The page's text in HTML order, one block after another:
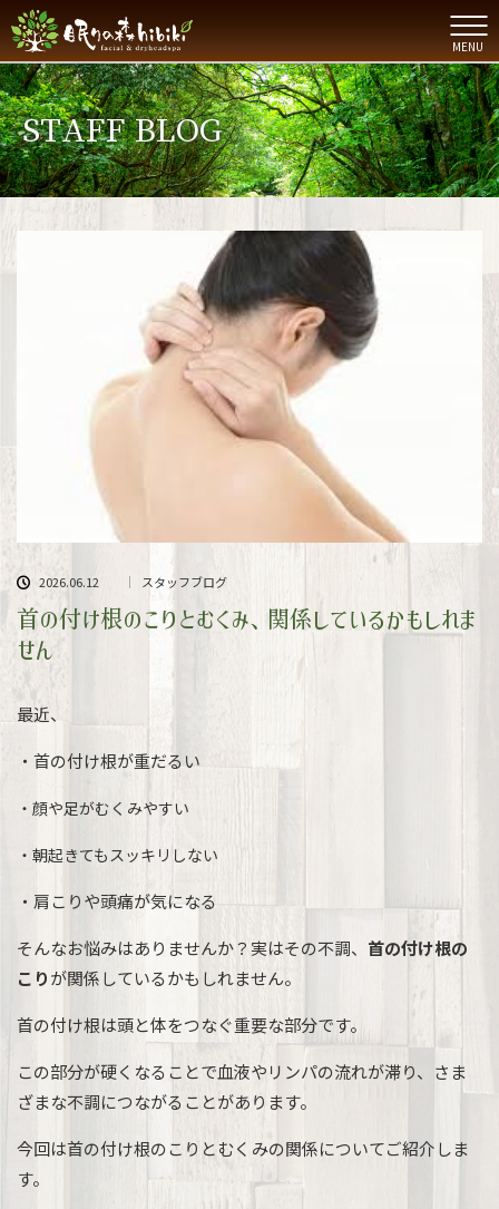
MENU
STAFF BLOG
2026.06.12 スタッフブログ
首の付け根のこりとむくみ、関係しているかもしれま
せん
最近、
・首の付け根が重だるい
・顔や足がむくみやすい
・朝起きてもスッキリしない
・肩こりや頭痛が気になる
そんなお悩みはありませんか？実はその不調、 首の付け根の
こりが関係しているかもしれません。
首の付け根は頭と体をつなぐ重要な部分です。
この部分が硬くなることで血液やリンパの流れが滞り、さま
ざまな不調につながることがあります。
今回は首の付け根のこりとむくみの関係についてご紹介しま
す。